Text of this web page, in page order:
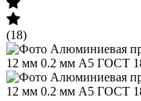
(18)